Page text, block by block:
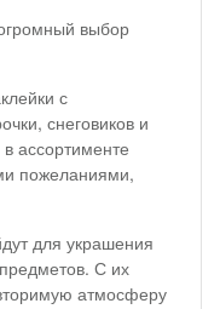
выбор
с
снеговиков и
ассортименте
пожеланиями,
для украшения
С их
атмосферу